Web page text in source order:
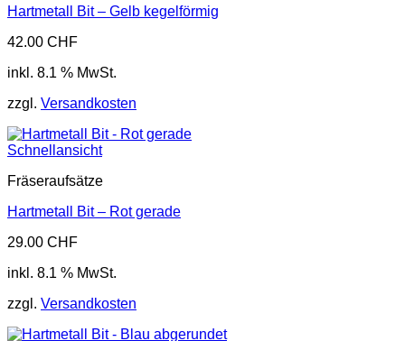
Hartmetall Bit – Gelb kegelförmig
42.00 CHF
inkl. 8.1 % MwSt.
zzgl. Versandkosten
Schnellansicht
Fräseraufsätze
Hartmetall Bit – Rot gerade
29.00 CHF
inkl. 8.1 % MwSt.
zzgl. Versandkosten